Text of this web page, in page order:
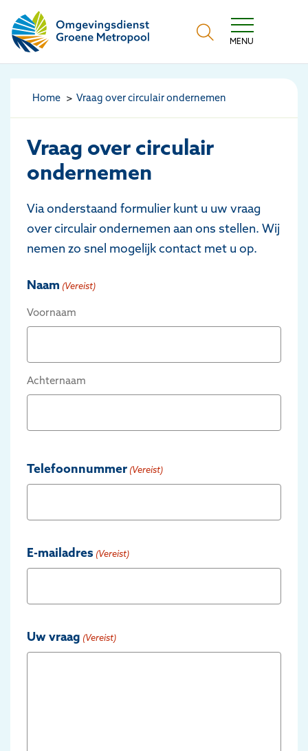
Omgevingsdienst Groene Metropool
MENU
Home Vraag over circulair ondernemen
Vraag over circulair
ondernemen
Via onderstaand formulier kunt u uw vraag
over circulair ondernemen aan ons stellen. Wij
nemen zo snel mogelijk contact met u op.
Naam (Vereist)
Voornaam
Achternaam
Telefoonnummer (Vereist)
E-mailadres (Vereist)
Uw vraag (Vereist)